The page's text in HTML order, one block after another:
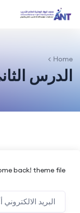
Home
الدرس
back! theme file